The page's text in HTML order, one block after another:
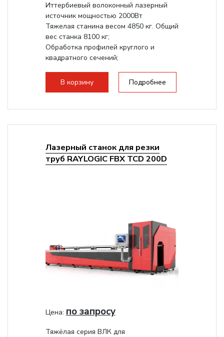
Иттербиевый волоконный лазерный
источник мощностью 2000Вт
Тяжелая станина весом 4850 кг. Общий
вес станка 8100 кг;
Обработка профилей круглого и
квадратного сечений;
В корзину
Подробнее
Лазерный станок для резки
труб RAYLOGIC FBX TCD 200D
Цена: по запросу
Тяжёлая серия ВЛК для